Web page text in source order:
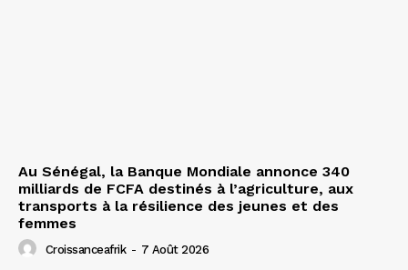
Au Sénégal, la Banque Mondiale annonce 340
milliards de FCFA destinés à l’agriculture, aux
transports à la résilience des jeunes et des
femmes
Croissanceafrik - 7 Août 2026